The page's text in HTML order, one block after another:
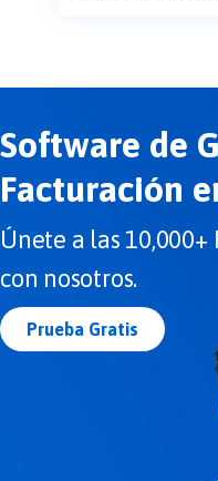
Software de
Facturación
Únete a las
con nosotros.
Prueba Gratis